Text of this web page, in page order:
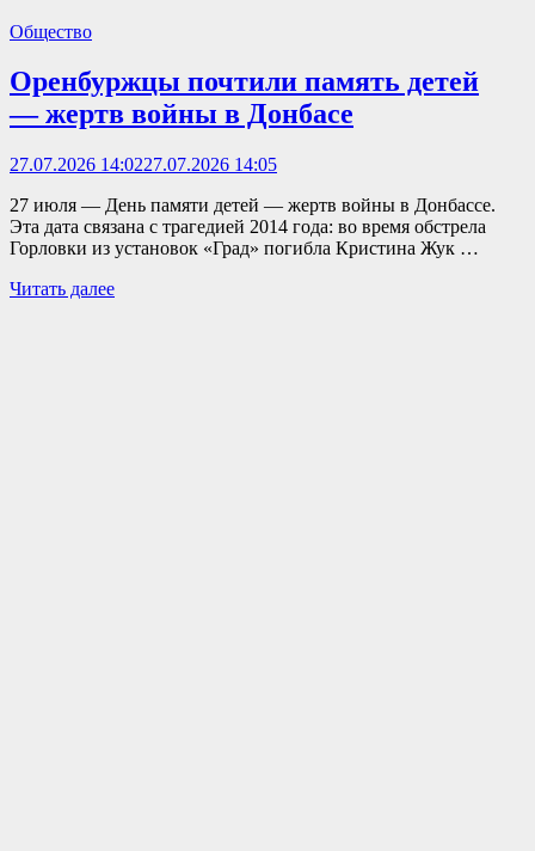
Общество
Оренбуржцы почтили память детей
— жертв войны в Донбасе
27.07.2026 14:0227.07.2026 14:05
27 июля — День памяти детей — жертв войны в Донбассе.
Эта дата связана с трагедией 2014 года: во время обстрела
Горловки из установок «Град» погибла Кристина Жук …
Читать далее